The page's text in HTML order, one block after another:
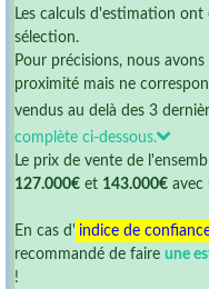
Les calculs d'estimation
sélection.
Pour précisions, nous
proximité mais ne
vendus au delà des 3
complète ci-dessous.
Le prix de vente de
127.000€ et 143.000€ avec
En cas d' indice de
recommandé de faire une
!